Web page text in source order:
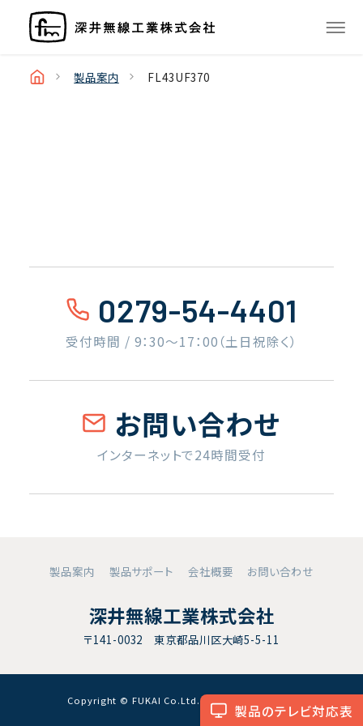
製品のテレビ対応表
製品案内 FL43UF370
0279-54-4401
受付時間 / 9：30〜17：00（土日祝除く）
お問い合わせ
インターネットで24時間受付
製品案内 製品サポート 会社概要 お問い合わせ
深井無線工業株式会社
〒141-0032 東京都品川区大崎5-5-11
Copyright © FUKAI Co.Ltd. All RightsReserved.